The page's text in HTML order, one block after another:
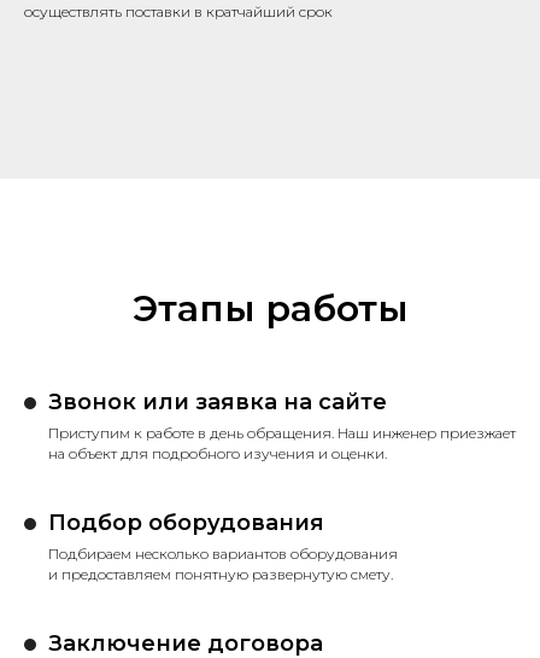
осуществлять поставки в кратчайший срок
Этапы работы
Звонок или заявка на сайте
Приступим к работе в день обращения. Наш инженер приезжает
на объект для подробного изучения и оценки.
Подбор оборудования
Подбираем несколько вариантов оборудования
и предоставляем понятную развернутую смету.
Заключение договора